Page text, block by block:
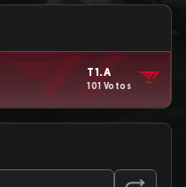
T1.A
101 Votos